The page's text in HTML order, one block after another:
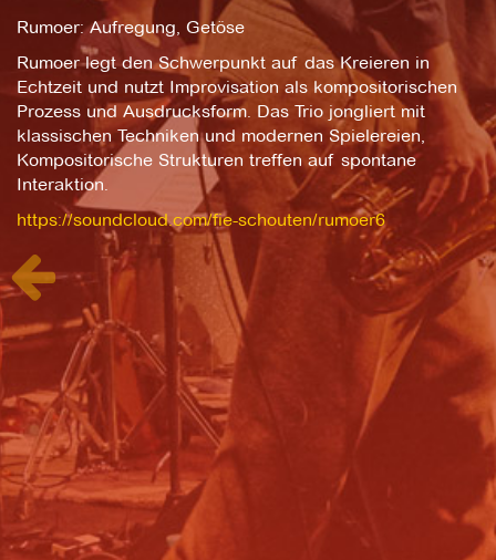
Rumoer: Aufregung, Getöse
Rumoer legt den Schwerpunkt auf das Kreieren in
Echtzeit und nutzt Improvisation als kompositorischen
Prozess und Ausdrucksform. Das Trio jongliert mit
klassischen Techniken und modernen Spielereien,
Kompositorische Strukturen treffen auf spontane
Interaktion.
https://soundcloud.com/fie-schouten/rumoer6